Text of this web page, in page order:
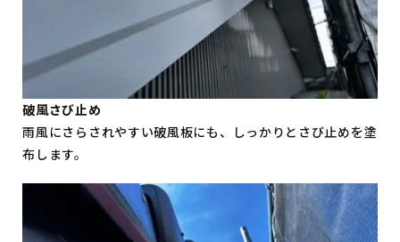
破風さび止め
雨風にさらされやすい破風板にも、しっかりとさび止めを塗
布します。